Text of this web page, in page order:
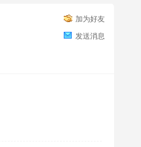
加为好友
发送消息